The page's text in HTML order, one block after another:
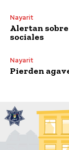
Nayarit
Alertan sobre
sociales
Nayarit
Pierden